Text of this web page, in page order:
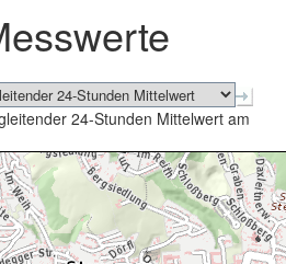
schließen
24-Stunden Mittelwert am